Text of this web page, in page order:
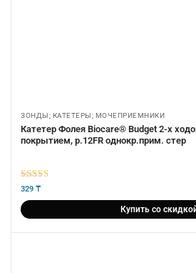
ЗОНДЫ; КАТЕТЕРЫ; МОЧЕПРИЕМНИКИ
Катетер Фолея Biocare® Budget 2-х
покрытием, р.12FR однокр.прим. стер
5из 5
329 ₸
Купить со